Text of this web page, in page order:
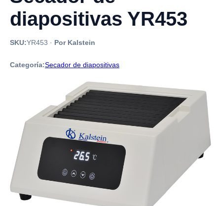
diapositivas YR453
SKU:YR453 · Por Kalstein
Categoría:Secador de diapositivas